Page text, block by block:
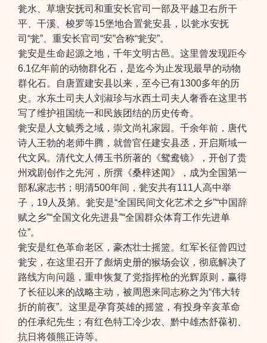
瓮水、草塘安抚司和重安长官司一部及平越卫右所干
平、干溪、梭罗等15堡地合置瓮安县，以瓮水安抚
司“瓮”、重安长官司“安”合称“瓮安”。
瓮安是生命起源之地，千年文明古邑。这里曾发现距今
6.1亿年前的动物群化石，是迄今为止发现最早的动物
群化石。自唐置建安县以来，至今已有1300多年的历
史。水东土司夫人刘淑珍与水西土司夫人奢香在这里书
写了维护祖国统一和民族团结的历史传奇。
瓮安是人文毓秀之域，崇文尚礼家园。千余年前，唐代
诗人王勃的老师牛腾，就曾官任建安县丞，开启斯域一
代文风。清代文人傅玉书所著的《鸳鸯镜》，开创了贵
州戏剧创作之先河，所撰《桑梓述闻》，成为全国第一
部私家志书；明清500年间，瓮安共有111人高中举
子，19人及第。瓮安是“全国民间文化艺术之乡”“中国辞
赋之乡”“全国文化先进县”“全国群众体育工作先进单
位”。
瓮安是红色革命老区，豪杰壮士摇篮。红军长征曾四过
瓮安，在这里召开了彪炳史册的猴场会议，彻底解决了
路线方向问题，重申恢复了党指挥枪的光辉原则，赢得
了长征以来的战略主动，被周恩来同志称之为“伟大转
折的前夜”。这里是孕育英雄的摇篮，有投身辛亥革命
的任承纪先生；有红色特工冷少农、黔中雄杰舒葆初、
抗日将领熊正诗等。